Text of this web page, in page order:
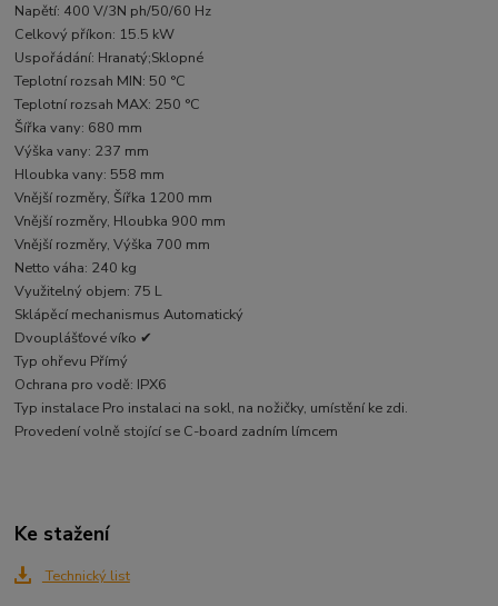
Napětí: 400 V/3N ph/50/60 Hz
Celkový příkon: 15.5 kW
Uspořádání: Hranatý;Sklopné
Teplotní rozsah MIN: 50 °C
Teplotní rozsah MAX: 250 °C
Šířka vany: 680 mm
Výška vany: 237 mm
Hloubka vany: 558 mm
Vnější rozměry, Šířka 1200 mm
Vnější rozměry, Hloubka 900 mm
Vnější rozměry, Výška 700 mm
Netto váha: 240 kg
Využitelný objem: 75 L
Sklápěcí mechanismus Automatický
Dvouplášťové víko ✔
Typ ohřevu Přímý
Ochrana pro vodě: IPX6
Typ instalace Pro instalaci na sokl, na nožičky, umístění ke zdi.
Provedení volně stojící se C-board zadním límcem
Ke stažení
Technický list